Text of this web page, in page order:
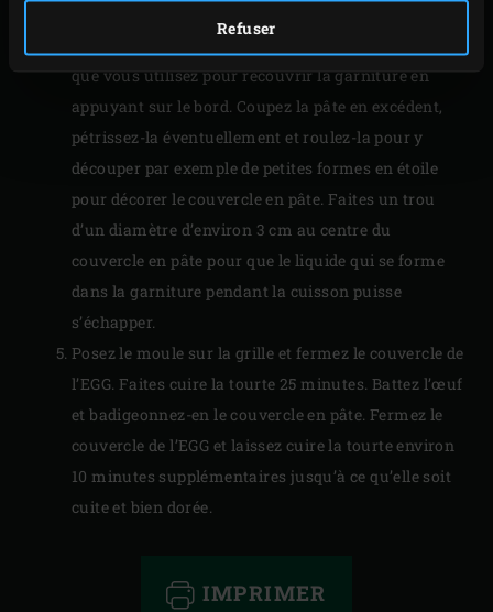
Refuser
que vous utilisez pour recouvrir la garniture en
appuyant sur le bord. Coupez la pâte en excédent,
pétrissez-la éventuellement et roulez-la pour y
découper par exemple de petites formes en étoile
pour décorer le couvercle en pâte. Faites un trou
d’un diamètre d’environ 3 cm au centre du
couvercle en pâte pour que le liquide qui se forme
dans la garniture pendant la cuisson puisse
s’échapper.
Posez le moule sur la grille et fermez le couvercle de
l’EGG. Faites cuire la tourte 25 minutes. Battez l’œuf
et badigeonnez-en le couvercle en pâte. Fermez le
couvercle de l’EGG et laissez cuire la tourte environ
10 minutes supplémentaires jusqu’à ce qu’elle soit
cuite et bien dorée.
IMPRIMER